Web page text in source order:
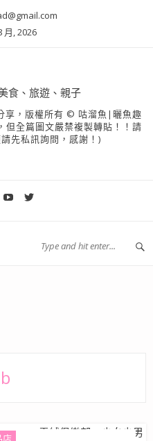
月, 2026
，版權所有 © 咕溜魚|曬魚趣
但全篇圖文嚴禁複製轉貼！！請
先私訊詢問，感謝！)
店